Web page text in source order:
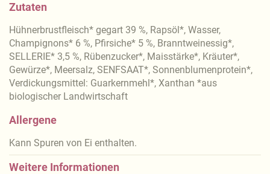
Zutaten
Hühnerbrustfleisch* gegart 39 %, Rapsöl*, Wasser,
Champignons* 6 %, Pfirsiche* 5 %, Branntweinessig*,
SELLERIE* 3,5 %, Rübenzucker*, Maisstärke*, Kräuter*,
Gewürze*, Meersalz, SENFSAAT*, Sonnenblumenprotein*,
Verdickungsmittel: Guarkernmehl*, Xanthan *aus
biologischer Landwirtschaft
Allergene
Kann Spuren von Ei enthalten.
Weitere Informationen